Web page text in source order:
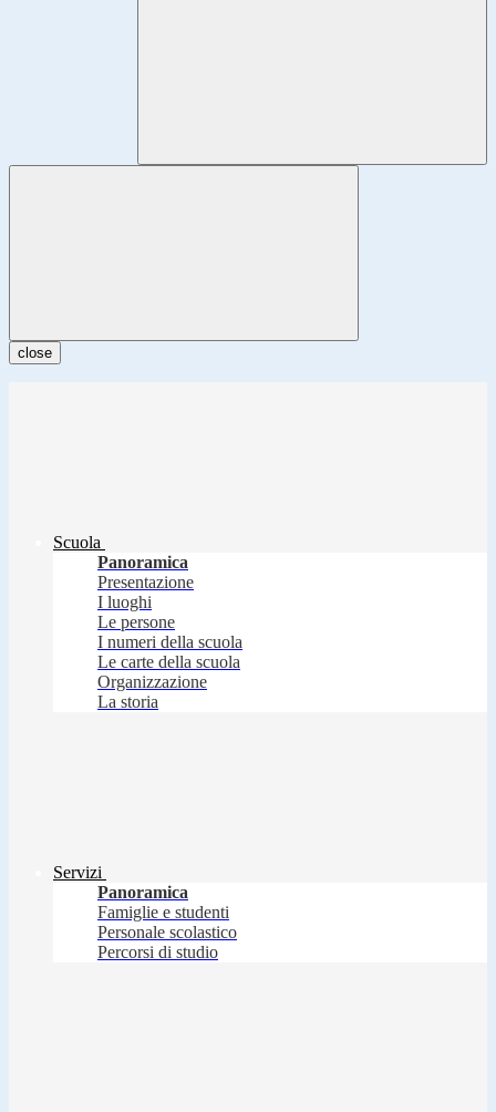
close
Scuola
Panoramica
Presentazione
I luoghi
Le persone
I numeri della scuola
Le carte della scuola
Organizzazione
La storia
Servizi
Panoramica
Famiglie e studenti
Personale scolastico
Percorsi di studio